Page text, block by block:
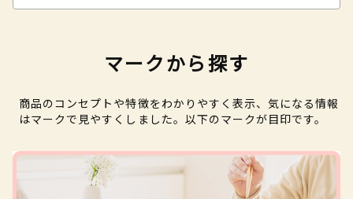
マークから探す
商品のコンセプトや特徴をわかりやすく表示、気になる情報
はマークで見やすくしました。以下のマークが目印です。